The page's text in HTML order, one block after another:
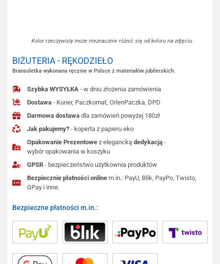
Kolor rzeczywisty może nieznacznie różnić się od koloru na zdjęciu.
BIŻUTERIA - RĘKODZIEŁO
Bransoletka wykonana ręcznie w Polsce z materiałów jubilerskich.
Szybka WYSYŁKA - w dniu złożenia zamówienia
Dostawa - Kurier, Paczkomat, OrlenPaczka, DPD
Darmowa dostawa dla zamówień powyżej 180zł
Jak pakujemy? - koperta z papieru eko
Opakowanie Prezentowe z eleganckądedykacją -
wybór opakowania w koszyku
GPSR - bezpieczeństwo użytkownia produktów
Bezpiecznie płatności online m.in.: PayU, Blik, PayPo, Twisto,
GPay i inne.
Bezpieczne płatności m.in.: